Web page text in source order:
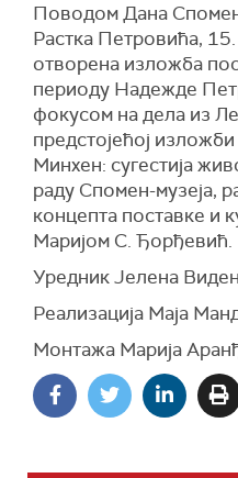
Поводом Дана
Растка Петровића,
отворена изложба
периоду Надежде
фокусом на дела из
предстојећој
Минхен: сугестија
раду Спомен-музеја,
концепта поставке и
Маријом С. Ђорђевић.
Уредник Јелена
Реализација Маја
Монтажа Марија